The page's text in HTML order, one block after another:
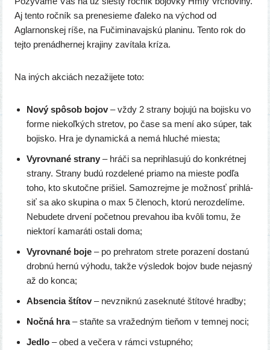
Aj ten­to roč­ník sa pre­ne­sie­me ďale­ko na východ od
Aglarnonskej ríše, na Fučiminavajskú pla­ni­nu. Tento rok do
tej­to pre­nád­her­nej kra­ji­ny zaví­ta­la kríza.
Na iných akciách neza­ži­je­te toto:
Nový spô­sob bojov– vždy 2 stra­ny boju­jú na bojis­ku vo
for­me nie­koľ­kých stre­tov, po čase sa mení ako súper, tak
bojis­ko. Hra je dyna­mic­ká a nemá hlu­ché miesta;
Vyrovnané stra­ny– hrá­či sa nepri­hla­su­jú do kon­krét­nej
stra­ny. Strany budú roz­de­le­né pria­mo na mies­te pod­ľa
toho, kto sku­toč­ne pri­šiel. Samozrejme je mož­nosť pri­hlá­
siť sa ako sku­pi­na o max 5 čle­noch, kto­rú neroz­de­lí­me.
Nebudete drve­ní počet­nou pre­va­hou iba kvô­li tomu, že
nie­kto­rí kama­rá­ti osta­li doma;
Vyrovnané boje– po pre­hra­tom stre­te pora­ze­ní dosta­nú
drob­nú her­nú výho­du, tak­že výsle­dok bojov bude nejas­ný
až do konca;
Absencia ští­tov– nevznik­nú zasek­nu­té ští­to­vé hradby;
Nočná hra– staň­te sa vra­žed­ným tie­ňom v tem­nej noci;
Jedlo– obed a veče­ra v rám­ci vstupného;